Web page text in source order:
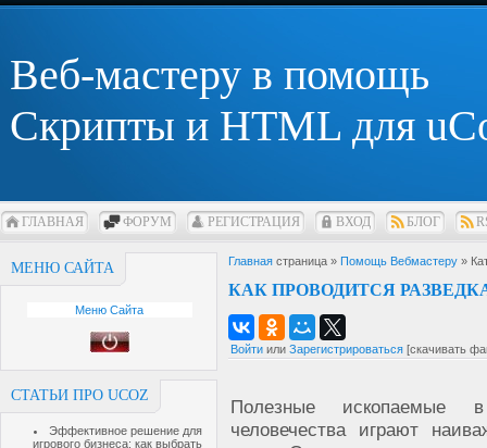
Веб-мастеру в помощь
Скрипты и HTML для
ГЛАВНАЯ ФОРУМ РЕГИСТРАЦИЯ ВХОД БЛОГ
МЕНЮ САЙТА
Меню Сайта
СТАТЬИ ПРО UCOZ
Эффективное решение для
игрового бизнеса: как выбрать
Главная страница » Помощь Вебмастеру »
КАК ПРОВОДИТСЯ
Войти или Зарегистрироваться [скачивать
Полезные ископаемые
человечества играют